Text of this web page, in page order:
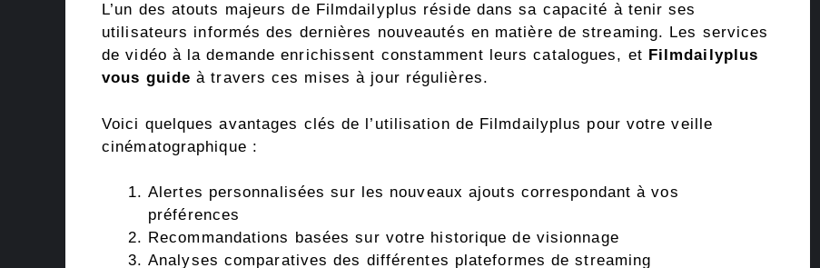
L’un des atouts majeurs de Filmdailyplus réside dans sa capacité à tenir ses
utilisateurs informés des dernières nouveautés en matière de streaming. Les services
de vidéo à la demande enrichissent constamment leurs catalogues, et Filmdailyplus
vous guide à travers ces mises à jour régulières.
Voici quelques avantages clés de l’utilisation de Filmdailyplus pour votre veille
cinématographique :
Alertes personnalisées sur les nouveaux ajouts correspondant à vos
préférences
Recommandations basées sur votre historique de visionnage
Analyses comparatives des différentes plateformes de streaming